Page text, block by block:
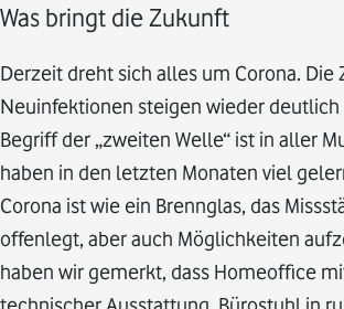
Was bringt die Zukunft
Derzeit dreht sich alles um Corona. Die
Neuinfektionen steigen wieder deutlich
Begriff der „zweiten Welle“ ist in aller
haben in den letzten Monaten viel
Corona ist wie ein Brennglas, das
offenlegt, aber auch Möglichkeiten
haben wir gemerkt, dass Homeoffice
technischer Ausstattung, Bürostuhl in